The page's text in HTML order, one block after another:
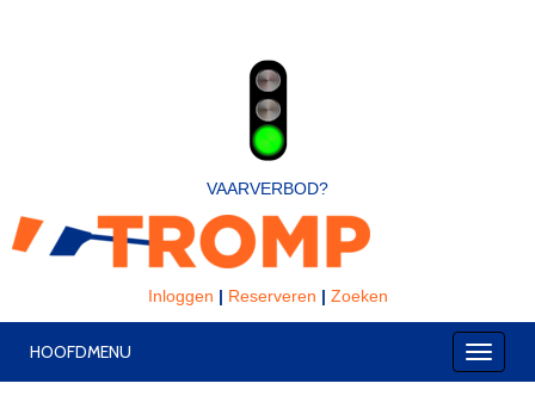
VAARVERBOD?
Inloggen | Reserveren | Zoeken
HOOFDMENU